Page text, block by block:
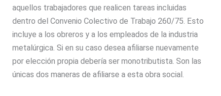
aquellos trabajadores que realicen tareas incluidas
dentro del Convenio Colectivo de Trabajo 260/75. Esto
incluye a los obreros y a los empleados de la industria
metalúrgica. Si en su caso desea afiliarse nuevamente
por elección propia debería ser monotributista. Son las
únicas dos maneras de afiliarse a esta obra social.